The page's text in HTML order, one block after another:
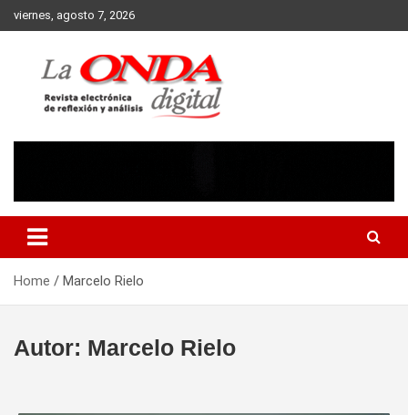
Skip
to
viernes, agosto 7, 2026
Home Marcelo Rielo
Autor: Marcelo Rielo